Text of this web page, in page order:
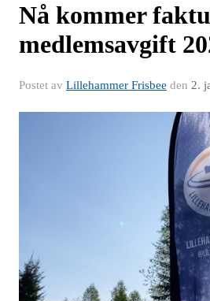
Nå kommer
medlemsavgift
Postet av Lillehammer Frisbee den 2.